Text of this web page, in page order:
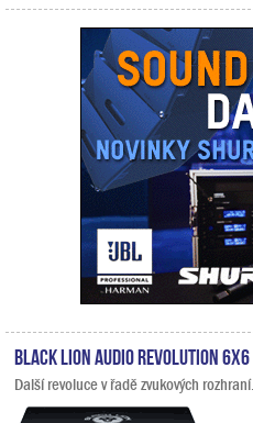
Black Lion Audio Revolution 6x6
Další revoluce v řadě zvukových rozhraní.